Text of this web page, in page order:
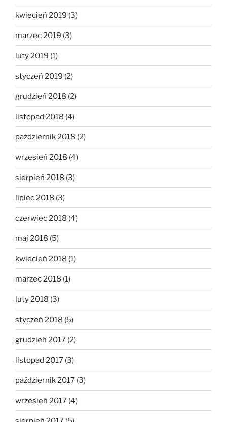
kwiecień 2019 (3)
marzec 2019 (3)
luty 2019 (1)
styczeń 2019 (2)
grudzień 2018 (2)
listopad 2018 (4)
październik 2018 (2)
wrzesień 2018 (4)
sierpień 2018 (3)
lipiec 2018 (3)
czerwiec 2018 (4)
maj 2018 (5)
kwiecień 2018 (1)
marzec 2018 (1)
luty 2018 (3)
styczeń 2018 (5)
grudzień 2017 (2)
listopad 2017 (3)
październik 2017 (3)
wrzesień 2017 (4)